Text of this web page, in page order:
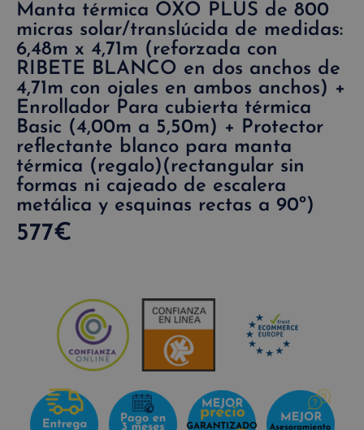
Manta térmica OXO PLUS de 800
micras solar/translúcida de medidas:
6,48m x 4,71m (reforzada con
RIBETE BLANCO en dos anchos de
4,71m con ojales en ambos anchos) +
Enrollador Para cubierta térmica
Basic (4,00m a 5,50m) + Protector
reflectante blanco para manta
térmica (regalo)(rectangular sin
formas ni cajeado de escalera
metálica y esquinas rectas a 90º)
577€